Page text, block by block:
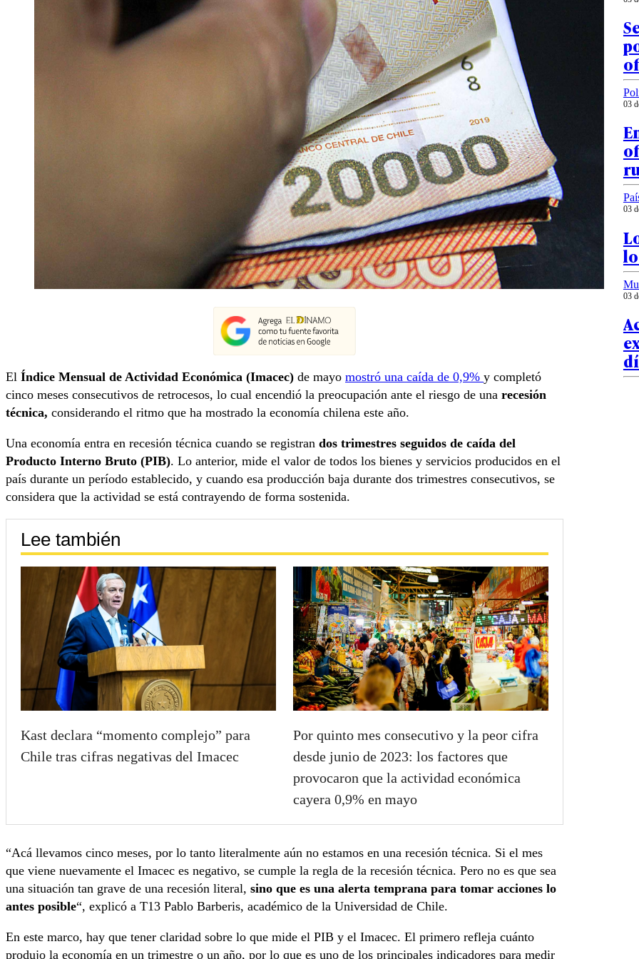
El Índice Mensual de Actividad Económica (Imacec) de mayo mostró una caída de 0,9% y completó
cinco meses consecutivos de retrocesos, lo cual encendió la preocupación ante el riesgo de una recesión
técnica, considerando el ritmo que ha mostrado la economía chilena este año.
Una economía entra en recesión técnica cuando se registran dos trimestres seguidos de caída del
Producto Interno Bruto (PIB). Lo anterior, mide el valor de todos los bienes y servicios producidos en el
país durante un período establecido, y cuando esa producción baja durante dos trimestres consecutivos, se
considera que la actividad se está contrayendo de forma sostenida.
Lee también
Kast declara “momento complejo” para
Chile tras cifras negativas del Imacec
Por quinto mes consecutivo y la peor cifra
desde junio de 2023: los factores que
provocaron que la actividad económica
cayera 0,9% en mayo
“Acá llevamos cinco meses, por lo tanto literalmente aún no estamos en una recesión técnica. Si el mes
que viene nuevamente el Imacec es negativo, se cumple la regla de la recesión técnica. Pero no es que sea
una situación tan grave de una recesión literal, sino que es una alerta temprana para tomar acciones lo
antes posible“, explicó a T13 Pablo Barberis, académico de la Universidad de Chile.
En este marco, hay que tener claridad sobre lo que mide el PIB y el Imacec. El primero refleja cuánto
produjo la economía en un trimestre o un año, por lo que es uno de los principales indicadores para medir
03
03
03